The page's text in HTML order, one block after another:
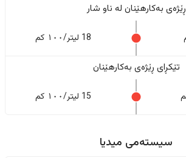
ڕێژەى بەکارهێنان له ناو شار
18 لیتر/١٠٠ کم
تێکڕای ڕێژەى بەکارهێنان
15 لیتر/١٠٠ کم
سیستەمی میدیا